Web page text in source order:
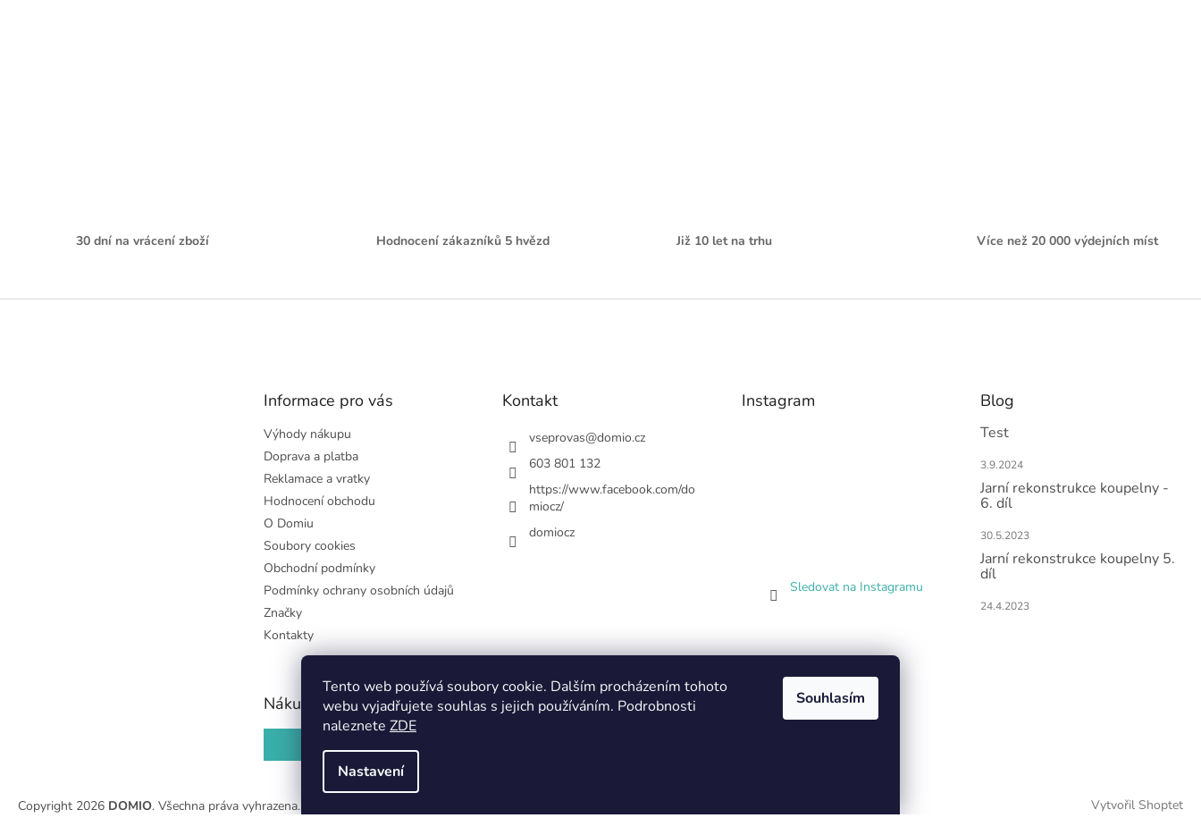
Tento web používá soubory cookie. Dalším procházením tohoto
webu vyjadřujete souhlas s jejich používáním. Podrobnosti
naleznete ZDE
Nastavení
Souhlasím
30 dní na vrácení zboží Hodnocení zákazníků 5 hvězd Již 10 let na trhu Více než 20 000 výdejních míst
Z
Informace pro vás
Výhody nákupu
Doprava a platba
Reklamace a vratky
Hodnocení obchodu
O Domiu
Soubory cookies
Obchodní podmínky
Podmínky ochrany osobních údajů
Značky
Kontakty
Kontakt
vseprovas@domio.cz
603 801 132
https://www.facebook.com/do
miocz/
domiocz
Instagram
Sledovat na Instagramu
Blog
Test
3.9.2024
Jarní rekonstrukce koupelny -
6. díl
30.5.2023
Jarní rekonstrukce koupelny 5.
díl
24.4.2023
Nákupní košík
Vytvořil Shoptet
Copyright 2026 DOMIO. Všechna práva vyhrazena.